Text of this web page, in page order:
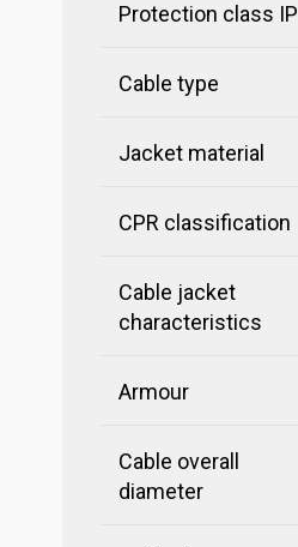
Protection class IP
Cable type
Jacket material
CPR classification
Cable jacket
characteristics
Armour
Cable overall
diameter